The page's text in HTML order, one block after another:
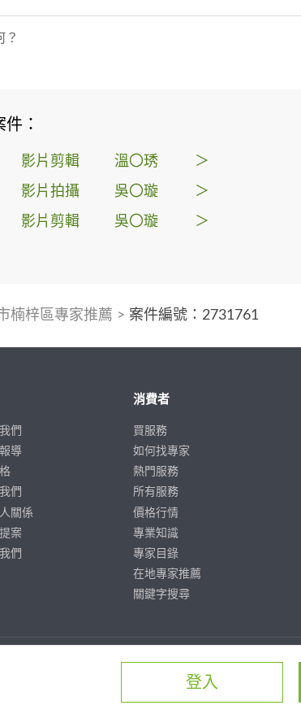
？
：
影片剪輯 溫〇琇 ＞
影片拍攝 吳〇璇 ＞
影片剪輯 吳〇璇 ＞
楠梓區專家推薦 > 案件編號：2731761
登入
們
導
們
關係
案
們
消費者
買服務
如何找專家
熱門服務
所有服務
價格行情
專業知識
專家目錄
在地專家推薦
關鍵字搜尋